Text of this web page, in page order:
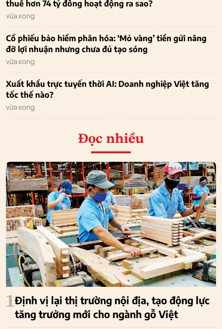
thuế hơn 74 tỷ đồng hoạt động ra sao?
vừa xong
Cổ phiếu bảo hiểm phân hóa: ‘Mỏ vàng’ tiền gửi nâng
đỡ lợi nhuận nhưng chưa đủ tạo sóng
vừa xong
Xuất khẩu trực tuyến thời AI: Doanh nghiệp Việt tăng
tốc thế nào?
vừa xong
Đọc nhiều
1Định vị lại thị trường nội địa, tạo động lực
tăng trưởng mới cho ngành gỗ Việt